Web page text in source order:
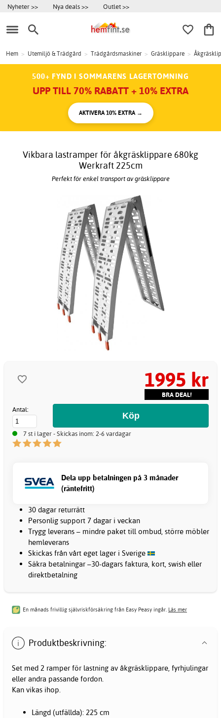
Nyheter >> Nya deals >> Outlet >>
Hem > Utemiljö & Trädgård > Trädgårdsmaskiner > Gräsklippare >
500+ FYND I SOMMARENS LAGERTÖMNING
UPP TILL 70% RABATT + 10% EXTRA
AKTIVERA 10% EXTRA →
Vikbara lastramper för åkgräsklippare 680kg
Werkraft 225cm
Perfekt för enkel transport av gräsklippare
1995 kr
BRA DEAL!
Antal:
7 st i lager - Skickas inom: 2-6 vardagar
Dela upp betalningen på 3 månader
(räntefritt)
30 dagar returrätt
Personlig support 7 dagar i veckan
Trygg leverans – mindre paket till ombud, större möbler
hemleverans
Skickas från vårt eget lager i Sverige
Säkra betalningar –30-dagars faktura, kort, swish eller
direktbetalning
En månads frivillig självriskförsäkring från Easy Peasy ingår. Läs mer
Produktbeskrivning:
Set med 2 ramper för lastning av åkgräsklippare, fyrhjulingar
eller andra passande fordon.
Kan vikas ihop.
Längd (utfällda): 225 cm